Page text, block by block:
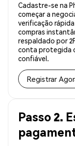
Cadastre-se na
começar a
verificação
compras
respaldado por
conta protegida
confiável.
Registrar
Passo 2.